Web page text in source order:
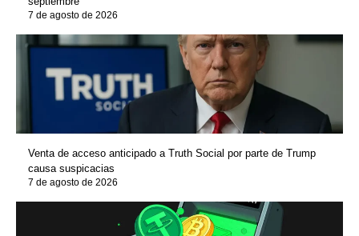
7 de agosto de 2026
Venta de acceso anticipado a Truth Social por parte de Trump
causa suspicacias
7 de agosto de 2026